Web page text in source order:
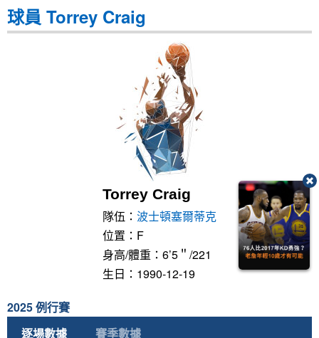
球員 Torrey Craig
Torrey Craig
隊伍： 波士頓塞爾蒂克
位置：F
身高/體重：6’5＂/221
生日：1990-12-19
2025 例行賽
逐場數據
賽季數據